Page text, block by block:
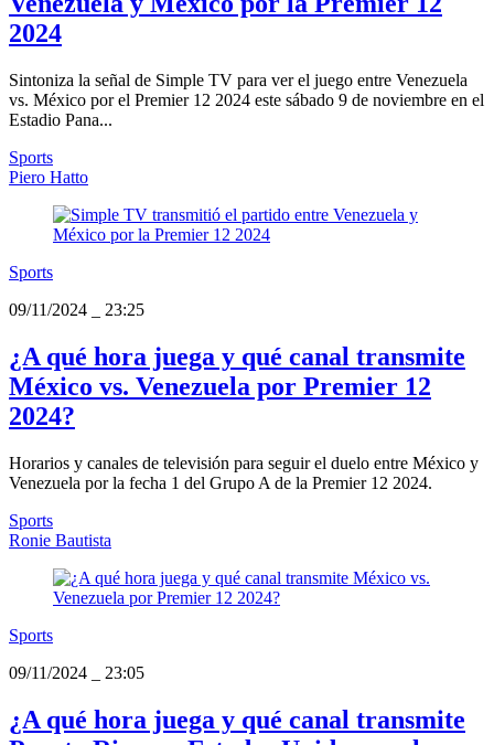
2024
Sintoniza la señal de Simple TV para ver el juego entre Venezuela
vs. México por el Premier 12 2024 este sábado 9 de noviembre en el
Estadio Pana...
Sports
Piero Hatto
Sports
09/11/2024
23:25
¿A qué hora juega y qué canal transmite
México vs. Venezuela por Premier 12
2024?
Horarios y canales de televisión para seguir el duelo entre México y
Venezuela por la fecha 1 del Grupo A de la Premier 12 2024.
Sports
Ronie Bautista
Sports
09/11/2024
23:05
¿A qué hora juega y qué canal transmite